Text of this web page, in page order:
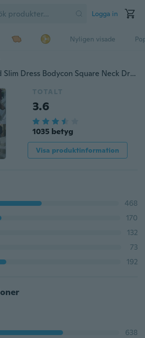
Logga in
Nyligen visade
Kvinnor Långärmad Slim Dress Bodycon Square Neck Dress Plus Size XS-8XL
TOTALT
3.6
1035 betyg
Visa produktinformation
468
170
132
73
192
638